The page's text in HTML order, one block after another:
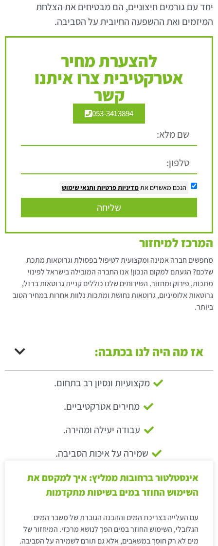
יחד עם גורמים חיצוניים, הם מבטיחים את הצלחת
המיזמים ואת ההשפעה החיובית על הסביבה.
להצערת מחיר
אטרקטיבית צרו איתנו
קשר
053-3413894
הנכם מאשרים אתמדיניות פרטיות ותנאי שימוש
שליחה
המרכז למיחזור
מחפשים חברה אמינה ומקצועית לטיפול בפסולת וגרוטאות מתכת
שלכם? הגעתם למקום הנכון! אנו החברה המובילה בישראל לפינוי
מתכות, פירוק ומחזור. השירותים שלנו כוללים קניית גרוטאות ברזל,
גרוטאות אלומיניום, גרוטאות נחושת ומתכות נלוות אחרות במחיר הטוב
ביותר.
אז מה היה לנו בכתבה:
מקצועיות ונסיון רב בתחום.
מחירים אטרקטיביים.
עבודה יעילה ומהירה.
שמירה על איכות הסביבה.
אינסטלטור ברחובות ממליץ: איך למקסם את
השימוש החוזר במים בשיטות מתקדמות
עם העלייה בצריכת המים וההבנה הגוברת של משבר המים
הגלובלי, השימוש החוזר במים הפך לנושא מרכזי. המיחזור של
מים לא רק חוסך במשאבים, אלא גם תורם לשמירה על הסביבה.